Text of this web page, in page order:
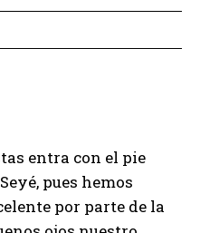
entra con el pie
pues hemos
por parte de la